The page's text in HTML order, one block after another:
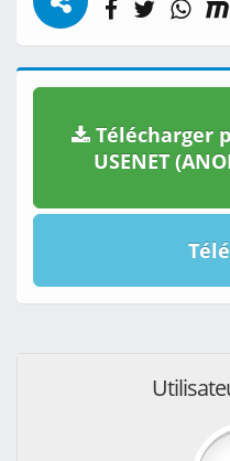
Télécharger
USENET